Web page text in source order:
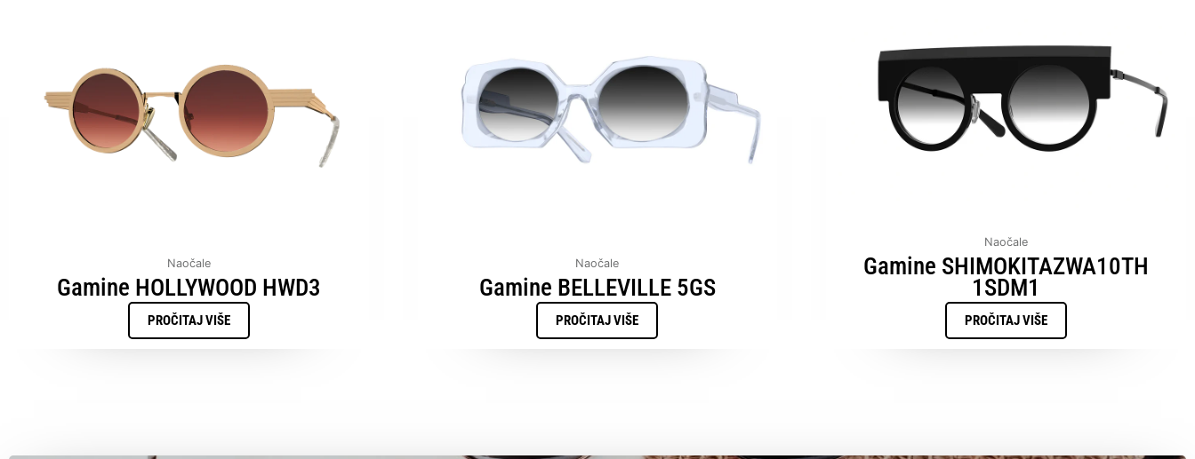
Naočale
Gamine HOLLYWOOD HWD3
PROČITAJ VIŠE
Naočale
Gamine BELLEVILLE 5GS
PROČITAJ VIŠE
Naočale
Gamine SHIMOKITAZWA10TH
1SDM1
PROČITAJ VIŠE